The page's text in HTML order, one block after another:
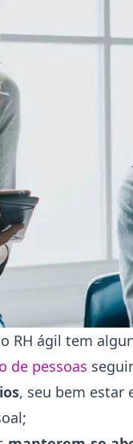
RH ágil tem
de pessoas
, seu bem estar